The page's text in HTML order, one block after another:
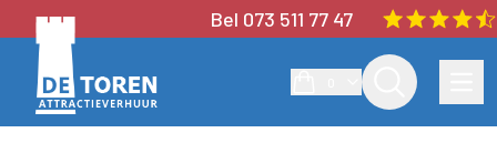
Bel 073 511 77 47